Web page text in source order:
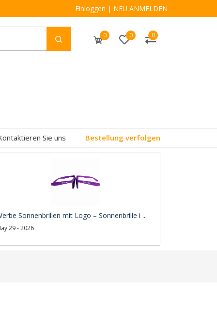
Einloggen | NEU ANMELDEN
0 0 0
Sie uns Bestellung verfolgen
Sonnenbrillen mit Logo – Sonnenbrille i ..
29 - 2026